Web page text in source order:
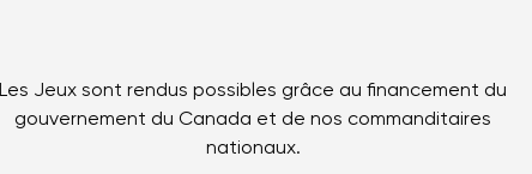
Les Jeux sont rendus possibles grâce au financement du
gouvernement du Canada et de nos commanditaires
nationaux.